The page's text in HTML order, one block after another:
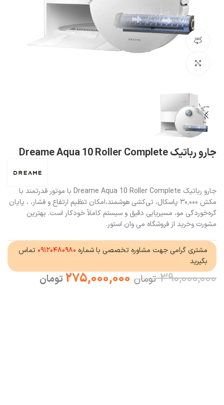
مشاهده 360 درجه
جارو رباتیک Dreame Aqua 10 Roller Complete
جارو رباتیک Dreame Aqua 10 Roller Complete با موتور قدرتمند با
مکش ۳۰٬۰۰۰ پاسکال، تی‌کشی هوشمند،امکان تنظیم ارتفاع و فشار، ، پایان
گره‌خوردگی مو، مسیریابی دقیق و سیستم کاملاً خودکار است. بهترین
مشورت وخرید از فروشگاه می وان استور.
مشتری گرامی جهت مشاوره تخصصی با شماره ۰۹۱۲۰۴۸۰۹۸۰ تماس
بگیرید
390,000,000 تومان 275,000,000 تومان